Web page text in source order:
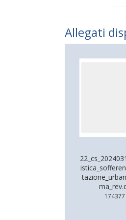
Allegati
174377